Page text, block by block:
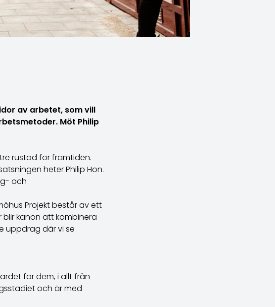
av arbetet, som vill
Möt Philip
rustad för framtiden.
heter Philip Hon.
och
Projekt består av ett
kanon att kombinera
uppdrag där vi se
för dem, i allt från
och är med